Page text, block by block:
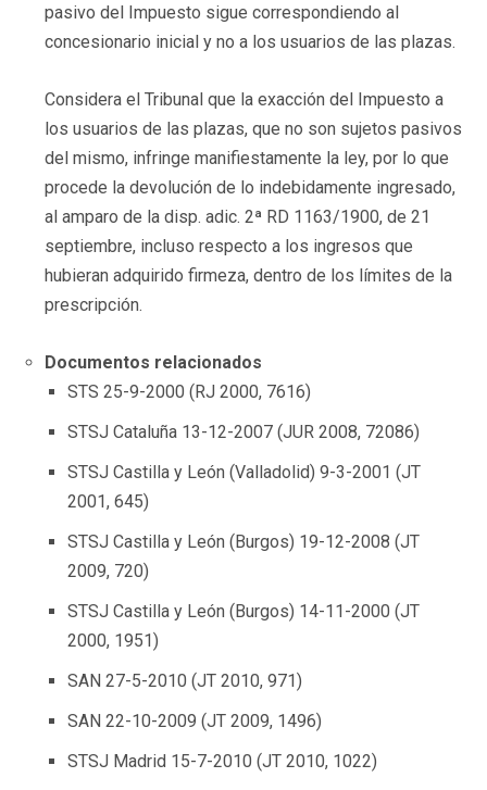
pasivo del Impuesto sigue correspondiendo al
concesionario inicial y no a los usuarios de las plazas.
Considera el Tribunal que la exacción del Impuesto a
los usuarios de las plazas, que no son sujetos pasivos
del mismo, infringe manifiestamente la ley, por lo que
procede la devolución de lo indebidamente ingresado,
al amparo de la disp. adic. 2ª RD 1163/1900, de 21
septiembre, incluso respecto a los ingresos que
hubieran adquirido firmeza, dentro de los límites de la
prescripción.
Documentos relacionados
STS 25-9-2000 (RJ 2000, 7616)
STSJ Cataluña 13-12-2007 (JUR 2008, 72086)
STSJ Castilla y León (Valladolid) 9-3-2001 (JT
2001, 645)
STSJ Castilla y León (Burgos) 19-12-2008 (JT
2009, 720)
STSJ Castilla y León (Burgos) 14-11-2000 (JT
2000, 1951)
SAN 27-5-2010 (JT 2010, 971)
SAN 22-10-2009 (JT 2009, 1496)
STSJ Madrid 15-7-2010 (JT 2010, 1022)